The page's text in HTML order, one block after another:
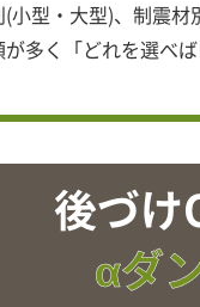
(小型・大型)、制震
多く「どれを選べ
後づけ
αダ